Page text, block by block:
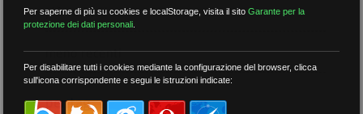
più recenti
meno recenti
per tag
Per saperne di più su cookies e localStorage, visita il sitoGarante per la
protezione dei dati personali
Per disabilitare tutti i cookies mediante la configurazione del browser, clicca
sull'icona corrispondente e segui le istruzioni indicate: